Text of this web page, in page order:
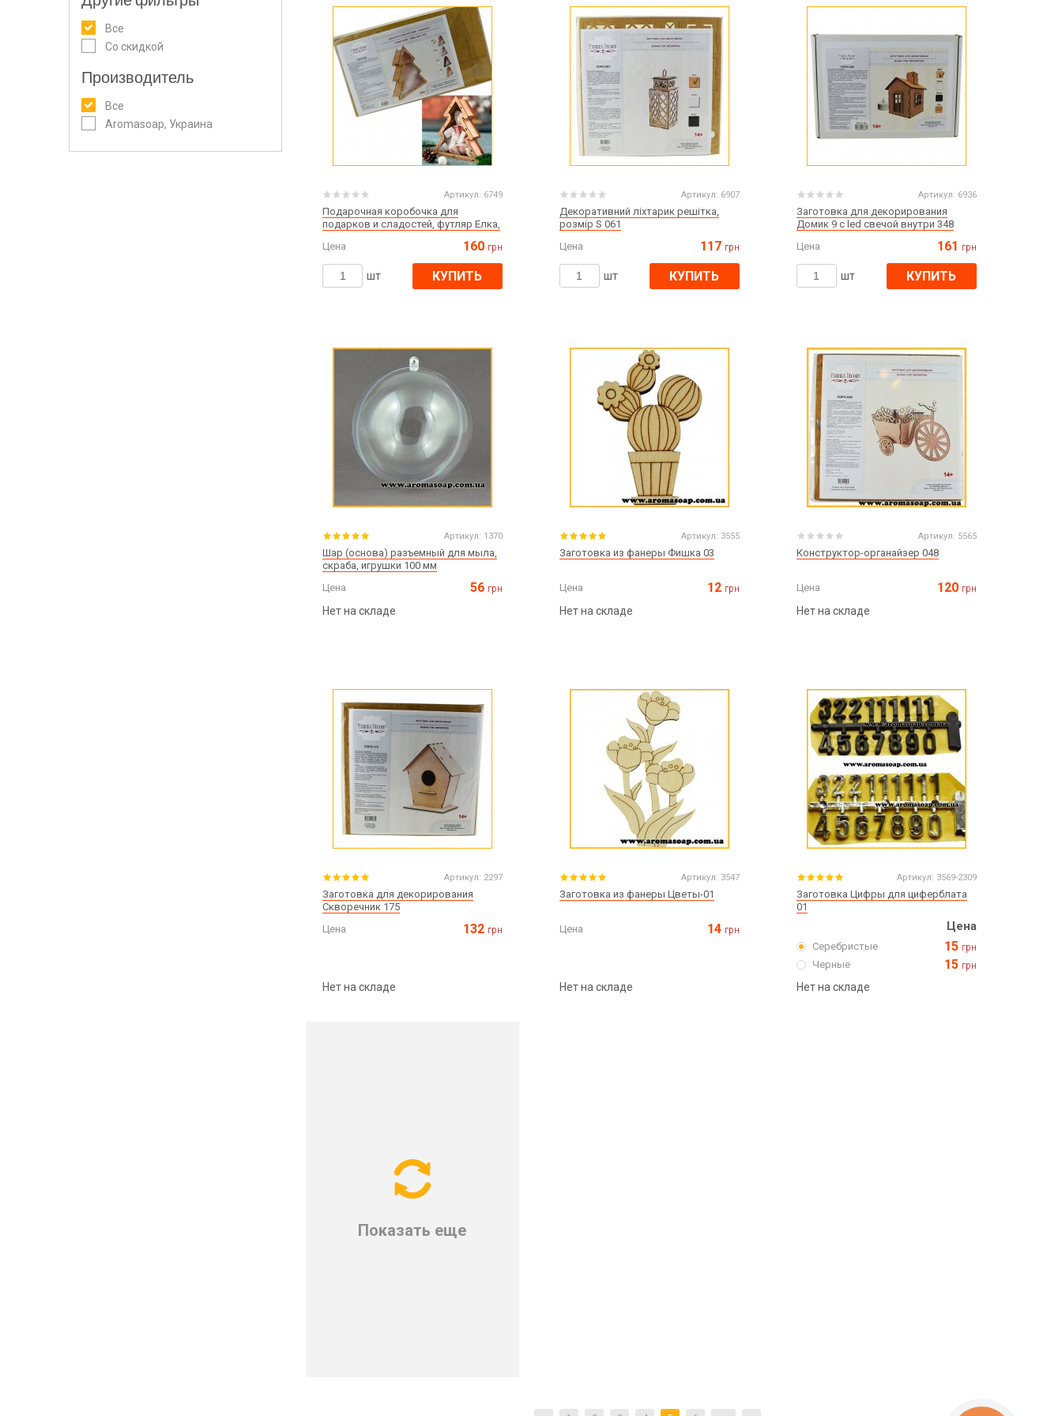
Хеллоуин (Halloween)
Все
Со скидкой
Производитель
Все
Aromasoap, Украина
Артикул: 6749
Подарочная коробочка для
подарков и сладостей, футляр Елка,
Цена
160 грн
шт КУПИТЬ
Артикул: 6907
Декоративний ліхтарик решітка,
розмір S 061
Цена
117 грн
шт КУПИТЬ
Артикул: 6936
Заготовка для декорирования
Домик 9 с led свечой внутри 348
Цена
161 грн
шт КУПИТЬ
Артикул: 1370
Шар (основа) разъемный для мыла,
скраба, игрушки 100 мм
Цена
56 грн
Нет на складе
Артикул: 3555
Заготовка из фанеры Фишка 03
Цена 12 грн
Нет на складе
Артикул: 5565
Конструктор-органайзер 048
Цена 120 грн
Нет на складе
Артикул: 2297
Заготовка для декорирования
Скворечник 175
Цена
132 грн
Нет на складе
Артикул: 3547
Заготовка из фанеры Цветы-01
Цена 14 грн
Нет на складе
Артикул: 3569-2309
Заготовка Цифры для циферблата
01
Цена
Серебристые 15 грн
Черные 15 грн
Нет на складе
Показать еще